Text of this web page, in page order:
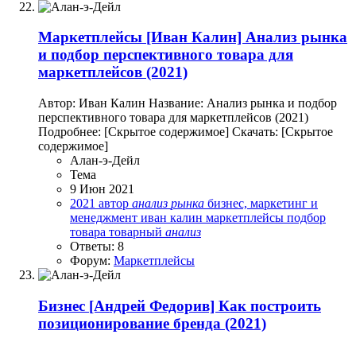
Маркетплейсы [Иван Калин] Анализ рынка
и подбор перспективного товара для
маркетплейсов (2021)
Автор: Иван Калин Название: Анализ рынка и подбор
перспективного товара для маркетплейсов (2021)
Подробнее: [Скрытое содержимое] Скачать: [Скрытое
содержимое]
Алан-э-Дейл
Тема
9 Июн 2021
2021 автор анализ рынка бизнес, маркетинг и
менеджмент иван калин маркетплейсы подбор
товара товарный анализ
Ответы: 8
Форум: Маркетплейсы
Бизнес [Андрей Федорив] Как построить
позиционирование бренда (2021)